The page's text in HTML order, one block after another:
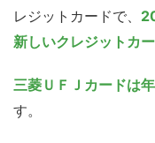
レジットカードで、
新しいクレジットカ
三菱ＵＦＪカードは
す。